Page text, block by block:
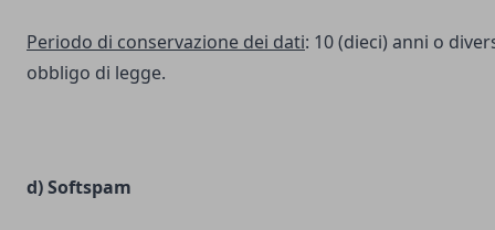
Periodo di conservazione dei dati: 10 (dieci) anni o
obbligo di legge.
d) Softspam